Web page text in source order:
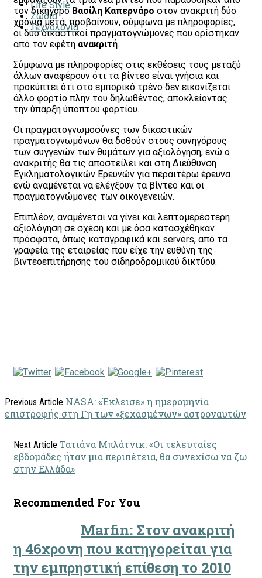
Life Style
Ζώδια
Τεχνολογία
τον δικηγόροΒασίλη Καπερνάρο στον ανακριτή δύο
χρόνια μετά, προβαίνουν, σύμφωνα με πληροφορίες,
οι δύο δικαστικοί πραγματογνώμονες που ορίστηκαν
από τον εφέτη ανακριτή.
Σύμφωνα με πληροφορίες στις εκθέσεις τους μεταξύ
άλλων αναφέρουν ότι τα βίντεο είναι γνήσια και
προκύπτει ότι στο εμπορικό τρένο δεν εικονίζεται
άλλο φορτίο πλην του δηλωθέντος, αποκλείοντας
την ύπαρξη ύποπτου φορτίου.
Οι πραγματογνωμοσύνες των δικαστικών
πραγματογνωμόνων θα δοθούν στους συνηγόρους
των συγγενών των θυμάτων για αξιολόγηση, ενώ ο
ανακριτής θα τις αποστείλει και στη Διεύθυνση
Εγκληματολογικών Ερευνών για περαιτέρω έρευνα
ενώ αναμένεται να ελέγξουν τα βίντεο και οι
πραγματογνώμονες των οικογενειών.
Επιπλέον, αναμένεται να γίνει και λεπτομερέστερη
αξιολόγηση σε σχέση και με όσα κατασχέθηκαν
πρόσφατα, όπως καταγραφικά και servers, από τα
γραφεία της εταιρείας που είχε την ευθύνη της
βιντεοεπιτήρησης του σιδηροδρομικoύ δικτύου.
Previous Article NASA: «Έκλεισε» η ημερομηνία
επιστροφής στη Γη των «ξεχασμένων» αστροναυτών
Next Article Τατιάνα Μπλάτνικ: «Οι τελευταίες
εβδομάδες ήταν μια περιπέτεια, θα συνεχίσω να ζω
στην Ελλάδα»
Recommended For You
Marfin: Στον ανακριτή
η 46χρονη που κατηγορείται για
την εμπρηστική επίθεση το 2010